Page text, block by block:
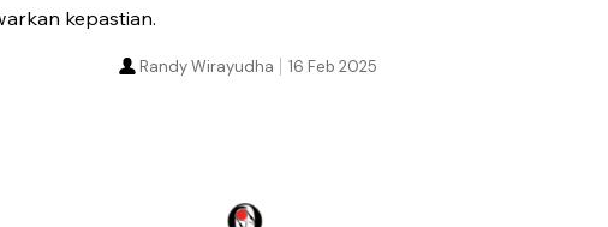
kepastian.
16 Feb 2025
Randy Wirayudha